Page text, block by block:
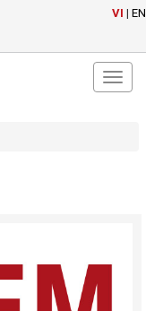
VI | EN